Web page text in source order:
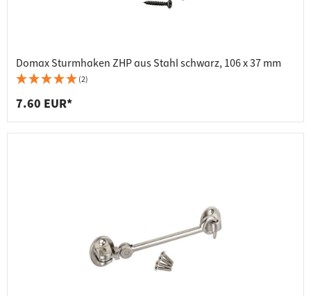
Domax Sturmhaken ZHP aus Stahl schwarz, 106 x 37 mm
(2)
7.60 EUR*